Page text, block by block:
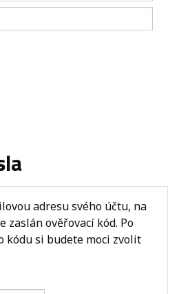
adresu svého účtu, na
zaslán ověřovací kód. Po
kódu si budete moci zvolit